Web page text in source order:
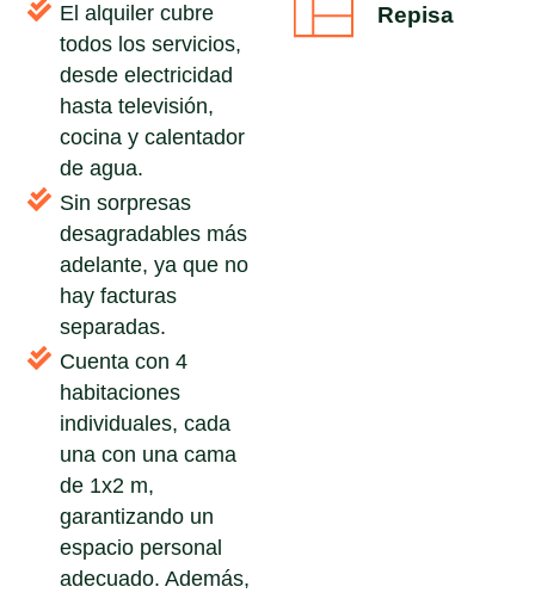
El alquiler cubre
todos los servicios,
desde electricidad
hasta televisión,
cocina y calentador
de agua.
Sin sorpresas
desagradables más
adelante, ya que no
hay facturas
separadas.
Cuenta con 4
habitaciones
individuales, cada
una con una cama
de 1x2 m,
garantizando un
espacio personal
adecuado. Además,
Repisa